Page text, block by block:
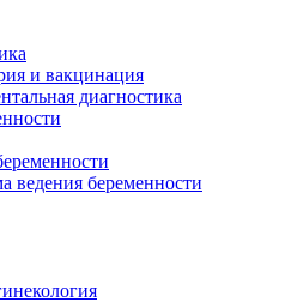
и вакцинация
диагностика
ведения беременности